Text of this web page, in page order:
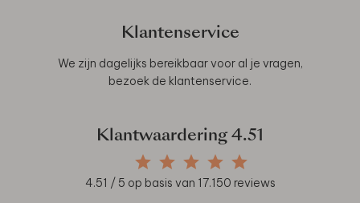
Klantenservice
We zijn dagelijks bereikbaar voor al je vragen,
bezoek de klantenservice.
Klantwaardering 4.51
4.51 / 5 op basis van 17.150 reviews